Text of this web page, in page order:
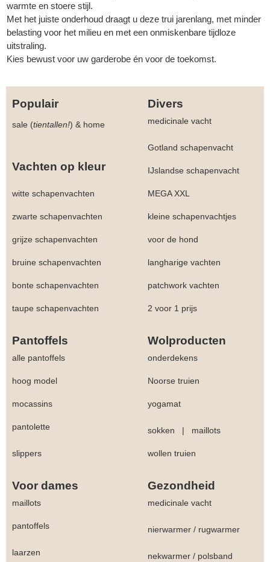
warmte en stoere stijl.
Met het juiste onderhoud draagt u deze trui jarenlang, met minder
belasting voor het milieu en met een onmiskenbare tijdloze
uitstraling.
Kies bewust voor uw garderobe én voor de toekomst.
Populair Divers
sale (tientallen!) & home medicinale vacht
Gotland schapenvacht
Vachten op kleur IJslandse schapenvacht
witte schapenvachten MEGA XXL
zwarte schapenvachten kleine schapenvachtjes
grijze schapenvachten voor de hond
bruine schapenvachten langharige vachten
bonte schapenvachten patchwork vachten
taupe schapenvachten 2 voor 1 prijs
Pantoffels Wolproducten
alle pantoffels onderdekens
hoog model Noorse truien
mocassins yogamat
pantolette sokken | maillots
slippers wollen truien
Voor dames Gezondheid
maillots medicinale vacht
pantoffels nierwarmer / rugwarmer
laarzen nekwarmer / polsband